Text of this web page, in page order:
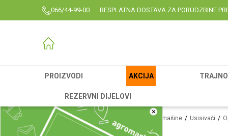
066/44-99-00 BESPLATNA DOSTAVA ZA PORUDZBINE
PROIZVODI AKCIJA
REZERVNI DIJELOVI
×
Agromarket Proizvodi Alati i mašine Usisivači